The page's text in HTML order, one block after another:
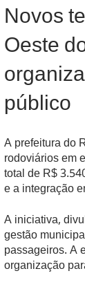
Novos
Oeste
público
A prefeitura do
rodoviários em
total de R$
e a integração
A iniciativa,
gestão
passageiros. A
organização